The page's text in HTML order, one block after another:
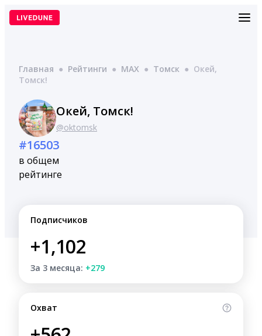
Перейти
Главная ● Рейтинги ● MAX ● Томск ● Окей,
Томск!
Окей, Томск!
@oktomsk
#16503
в общем
рейтинге
Подписчиков
+1,102
За 3 месяца: +279
Охват